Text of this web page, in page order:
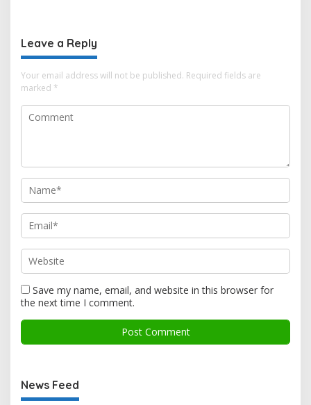
Leave a Reply
Your email address will not be published. Required fields are
marked *
Save my name, email, and website in this browser for
the next time I comment.
News Feed